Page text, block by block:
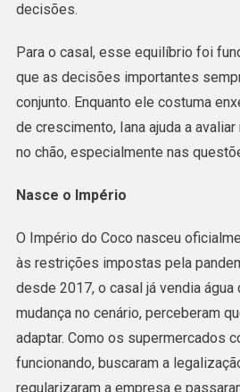
decisões.
Para o casal, esse equilíbrio foi
que as decisões importantes
conjunto. Enquanto ele costuma
de crescimento, Iana ajuda a
no chão, especialmente nas
Nasce o Império
O Império do Coco nasceu
às restrições impostas pela
desde 2017, o casal já vendia água
mudança no cenário, perceberam
adaptar. Como os supermercados
funcionando, buscaram a
regularizaram a empresa e